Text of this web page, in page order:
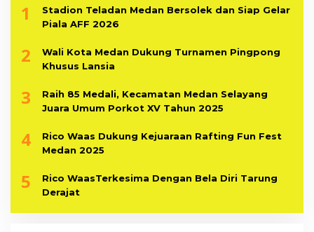
1
Stadion Teladan Medan Bersolek dan Siap Gelar
Piala AFF 2026
2
Wali Kota Medan Dukung Turnamen Pingpong
Khusus Lansia
3
Raih 85 Medali, Kecamatan Medan Selayang
Juara Umum Porkot XV Tahun 2025
4
Rico Waas Dukung Kejuaraan Rafting Fun Fest
Medan 2025
5
Rico WaasTerkesima Dengan Bela Diri Tarung
Derajat